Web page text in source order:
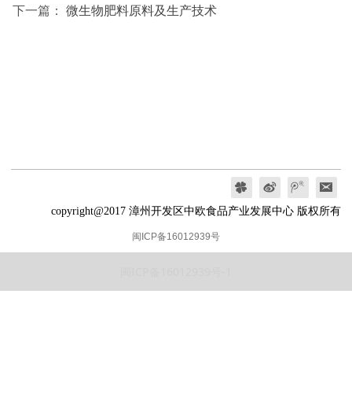
下一篇： 微生物肥料原料及生产技术
copyright@2017 漳州开发区中欧食品产业发展中心 版权所有
闽ICP备16012939号